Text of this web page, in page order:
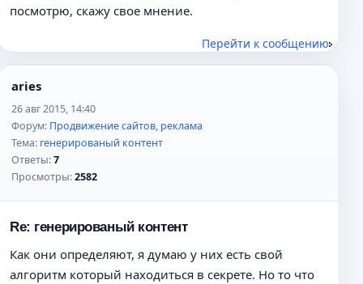
посмотрю, скажу свое мнение.
Перейти к сообщению
aries
26 авг 2015, 14:40
Форум: Продвижение сайтов, реклама
Тема: генерированый контент
Ответы:7
Просмотры:2582
Re: генерированый контент
Как они определяют, я думаю у них есть свой
алгоритм который находиться в секрете. Но то что